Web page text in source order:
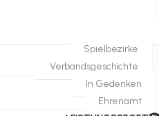
Spielbezirke
Verbandsgeschichte
In Gedenken
Ehrenamt